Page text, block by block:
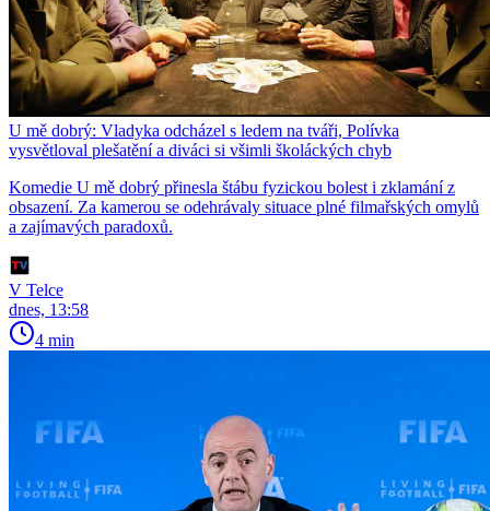
U mě dobrý: Vladyka odcházel s ledem na tváři, Polívka
vysvětloval plešatění a diváci si všimli školáckých chyb
Komedie U mě dobrý přinesla štábu fyzickou bolest i zklamání z
obsazení. Za kamerou se odehrávaly situace plné filmařských omylů
a zajímavých paradoxů.
V Telce
dnes, 13:58
4 min